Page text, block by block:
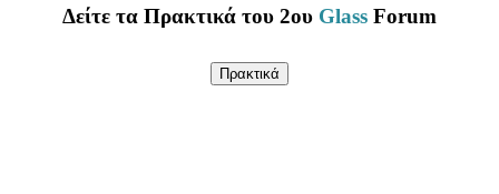
Δείτε τα Πρακτικά του 2ου Glass Forum
Πρακτικά